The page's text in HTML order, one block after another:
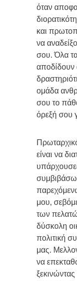
όταν
και
να
σου. Όλα
αποδίδουν
ομάδα
σου το
όρεξή σου
είναι να
συμβιβάσω
μου,
των
δύσκολη
πολιτική
μας.
να